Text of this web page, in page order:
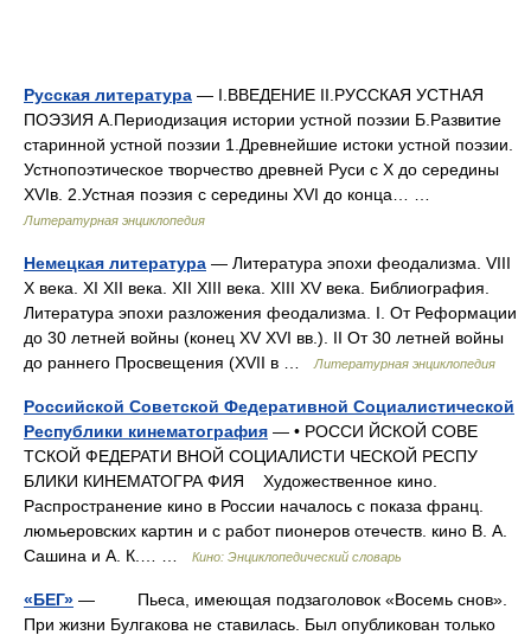
Русская литература — I.ВВЕДЕНИЕ II.РУССКАЯ УСТНАЯ
ПОЭЗИЯ А.Периодизация истории устной поэзии Б.Развитие
старинной устной поэзии 1.Древнейшие истоки устной поэзии.
Устнопоэтическое творчество древней Руси с X до середины
XVIв. 2.Устная поэзия с середины XVI до конца… …
Литературная энциклопедия
Немецкая литература — Литература эпохи феодализма. VIII
X века. XI XII века. XII XIII века. XIII XV века. Библиография.
Литература эпохи разложения феодализма. I. От Реформации
до 30 летней войны (конец XV XVI вв.). II От 30 летней войны
до раннего Просвещения (XVII в …
Литературная энциклопедия
Российской Советской Федеративной Социалистической
Республики кинематография — • РОССИ ЙСКОЙ СОВЕ
ТСКОЙ ФЕДЕРАТИ ВНОЙ СОЦИАЛИСТИ ЧЕСКОЙ РЕСПУ
БЛИКИ КИНЕМАТОГРА ФИЯ Художественное кино.
Распространение кино в России началось с показа франц.
люмьеровских картин и с работ пионеров отечеств. кино В. А.
Сашина и А. К.… …
Кино: Энциклопедический словарь
«БЕГ» — Пьеса, имеющая подзаголовок «Восемь снов».
При жизни Булгакова не ставилась. Был опубликован только